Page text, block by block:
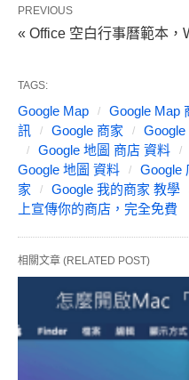
PREVIOUS
« Office 空白行事曆範本，
TAGS:
Google Map Google Map
訊
Google 商家
Google 地圖 商店 資料
Google 地圖 資料
Google
家
Google 我的商家 教學
上宣傳你的商店，完全免費
相關文章 (RELATED POST)